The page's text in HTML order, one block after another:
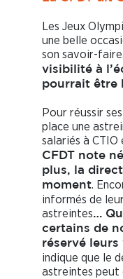
Les Jeux
une belle
son savoir-faire.
visibilité à
pourrait être
Pour réussir
place une
salariés à CTIO
CFDT note
plus, la
moment.
informés de
astreintes…
certains de
réservé leurs
indique que le
astreintes peut